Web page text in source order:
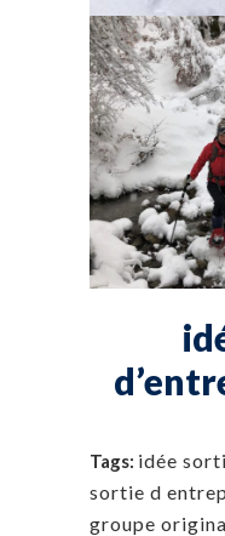
Tags: idée
sortie d
groupe